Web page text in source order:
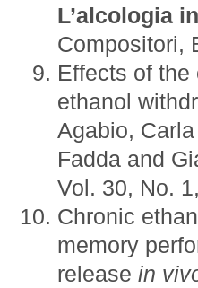
L’alcologia
Compositori,
Effects of
ethanol
Agabio,
Fadda and
Vol. 30, No.
Chronic
memory
release in